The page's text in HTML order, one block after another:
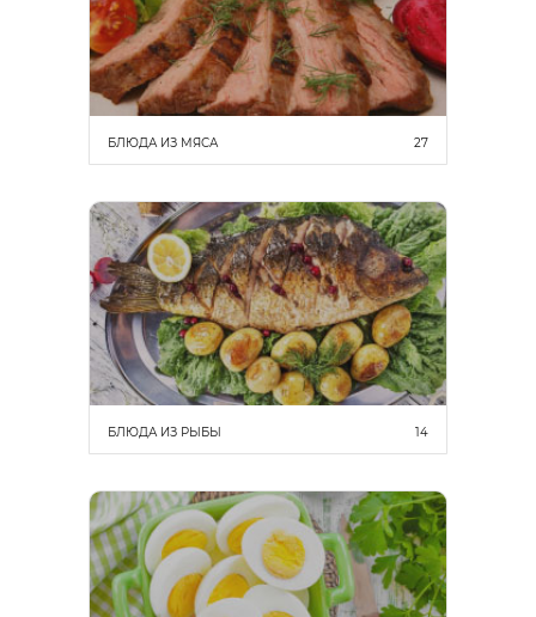
БЛЮДА ИЗ МЯСА 27
БЛЮДА ИЗ РЫБЫ 14